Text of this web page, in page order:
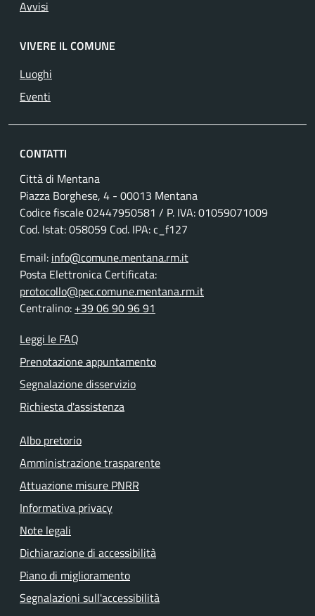
Avvisi
VIVERE IL COMUNE
Luoghi
Eventi
CONTATTI
Città di Mentana
Piazza Borghese, 4 - 00013 Mentana
Codice fiscale02447950581 / P. IVA:01059071009
Cod. Istat: 058059 Cod. IPA: c_f127
Email: info@comune.mentana.rm.it
Posta Elettronica Certificata:
protocollo@pec.comune.mentana.rm.it
Centralino: +39 06 90 96 91
Leggi le FAQ
Prenotazione appuntamento
Segnalazione disservizio
Richiesta d'assistenza
Albo pretorio
Amministrazione trasparente
Attuazione misure PNRR
Informativa privacy
Note legali
Dichiarazione di accessibilità
Piano di miglioramento
Segnalazioni sull'accessibilità